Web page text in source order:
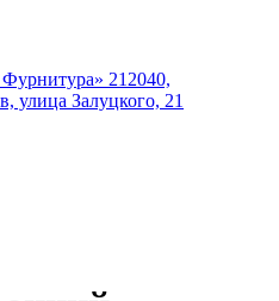
212040,
улица Залуцкого, 21